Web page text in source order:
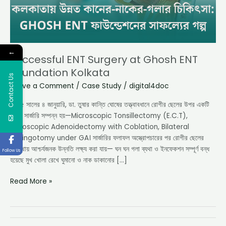
Successful ENT Surgery at Ghosh ENT
Foundation Kolkata
Leave a Comment / Case Study / digital4doc
২০২৫ সালের ৪ জানুয়ারি, ডা. তুষার কান্তি ঘোষের তত্ত্বাবধানে রোগীর ছেলের উপর একটি
জটিল সার্জারি সম্পন্ন হয়—Microscopic Tonsillectomy (E.C.T),
Endoscopic Adenoidectomy with Coblation, Bilateral
Myringotomy under GA। সার্জারির ফলাফল অস্ত্রোপচারের পর রোগীর ছেলের
অবস্থায় আশ্চর্যজনক উন্নতি লক্ষ্য করা যায়— ঘন ঘন গলা ব্যথা ও ইনফেকশন সম্পূর্ণ বন্ধ
হয়েছে মুখ খোলা রেখে ঘুমানো ও নাক ডাকানোর […]
Read More »
←
Contact Us
Follow Us